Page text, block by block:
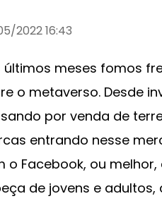
2022 16:43
últimos meses fomos
o metaverso. Desde
por venda de
entrando nesse
o Facebook, ou
de jovens e adultos,